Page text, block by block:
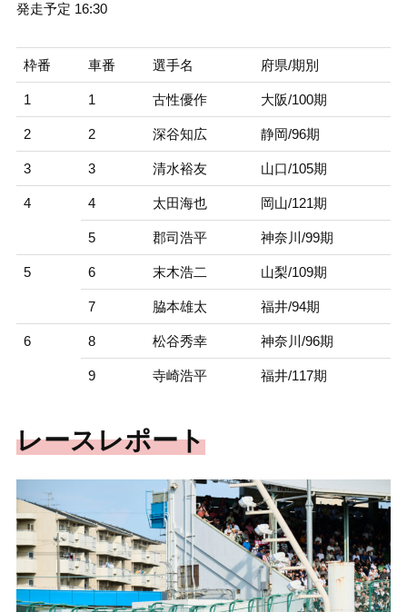
発走予定 16:30
枠番 車番 選手名 府県/期別
1 1 古性優作 大阪/100期
2 2 深谷知広 静岡/96期
3 3 清水裕友 山口/105期
4 4 太田海也 岡山/121期
5 郡司浩平 神奈川/99期
5 6 末木浩二 山梨/109期
7 脇本雄太 福井/94期
6 8 松谷秀幸 神奈川/96期
9 寺崎浩平 福井/117期
レースレポート